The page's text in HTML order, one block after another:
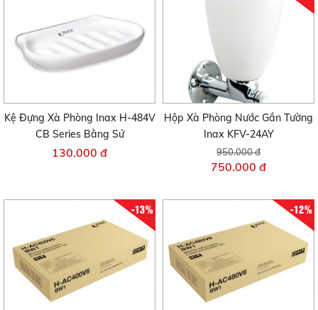
Kệ Đựng Xà Phòng Inax H-484V
CB Series Bằng Sứ
130.000 đ
Hộp Xà Phòng Nước Gắn Tường
Inax KFV-24AY
950.000 đ
750.000 đ
-13% -12%